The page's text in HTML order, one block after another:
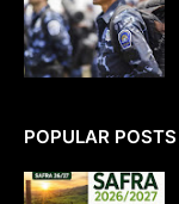
POPULAR POSTS